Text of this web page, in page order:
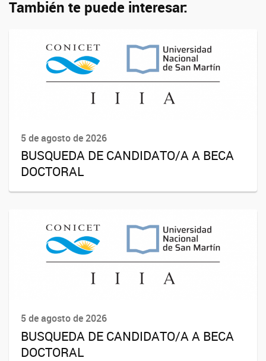
También te puede interesar:
5 de agosto de 2026
BUSQUEDA DE CANDIDATO/A A BECA
DOCTORAL
5 de agosto de 2026
BUSQUEDA DE CANDIDATO/A A BECA
DOCTORAL